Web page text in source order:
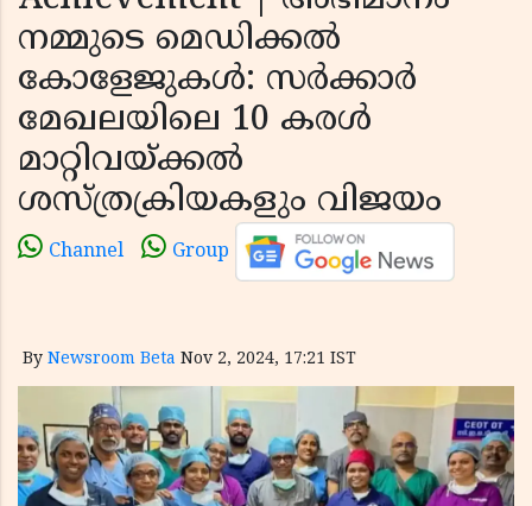
നമ്മുടെ മെഡിക്കല്‍
കോളേജുകള്‍: സര്‍ക്കാര്‍
മേഖലയിലെ 10 കരള്‍
മാറ്റിവയ്ക്കല്‍
ശസ്ത്രക്രിയകളും വിജയം
Channel Group
By Newsroom Beta Nov 2, 2024, 17:21 IST